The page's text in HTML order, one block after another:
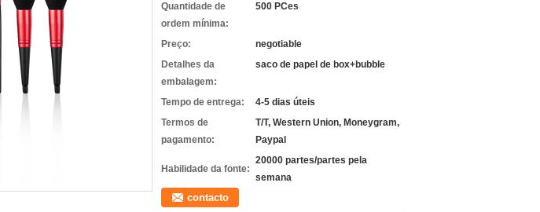
Quantidade de
ordem mínima:
500 PCes
Preço:
negotiable
Detalhes da
embalagem:
saco de papel de box+bubble
Tempo de entrega:
4-5 dias úteis
Termos de
pagamento:
T/T, Western Union, Moneygram,
Paypal
Habilidade da fonte:
20000 partes/partes pela
semana
contacto